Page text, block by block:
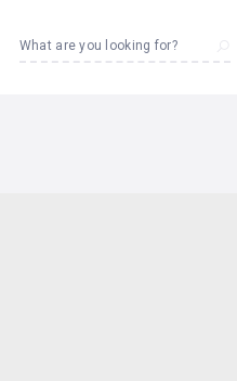
What are you looking for?